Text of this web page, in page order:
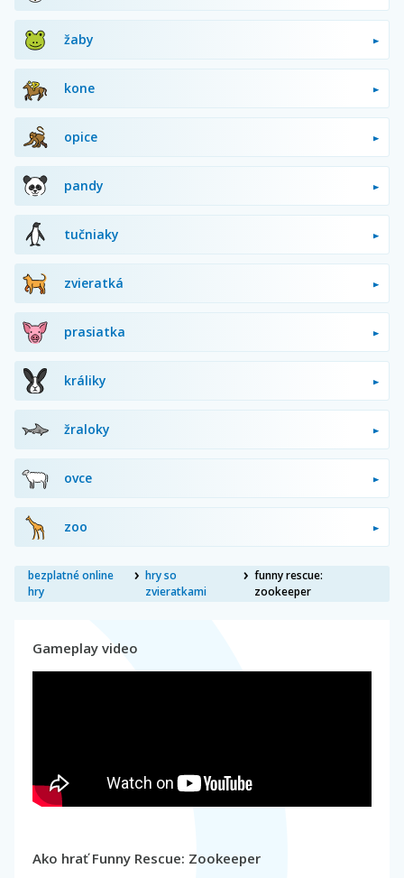
žaby
kone
opice
pandy
tučniaky
zvieratká
prasiatka
králiky
žraloky
ovce
zoo
bezplatné online
hry
hry so
zvieratkami
funny rescue:
zookeeper
Gameplay video
Ako hrať Funny Rescue: Zookeeper